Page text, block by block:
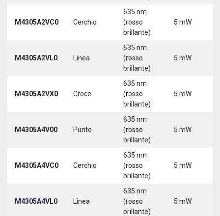
M4305A2VC0 Cerchio
635 nm
(rosso
brillante)
5 mW
M4305A2VL0 Linea
635 nm
(rosso
brillante)
5 mW
M4305A2VX0 Croce
635 nm
(rosso
brillante)
5 mW
M4305A4V00 Punto
635 nm
(rosso
brillante)
5 mW
M4305A4VC0 Cerchio
635 nm
(rosso
brillante)
5 mW
M4305A4VL0 Linea
635 nm
(rosso
brillante)
5 mW